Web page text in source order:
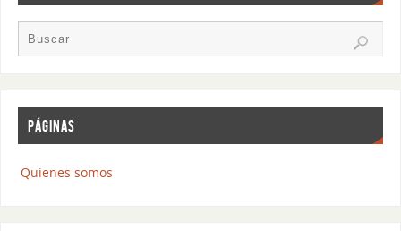
PÁGINAS
Quienes somos